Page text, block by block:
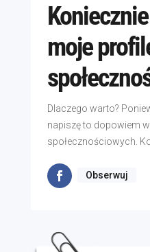
moje
Dlaczego warto?
napiszę to dopowiem
społecznościowych.
Obserwuj